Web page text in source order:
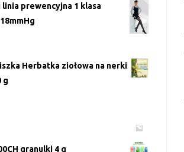
prewencyjna 1 klasa
Herbatka ziołowa na nerki
g
granulki 4 g